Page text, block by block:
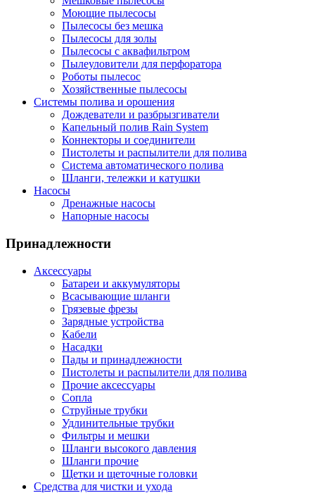
Моющие пылесосы
Пылесосы без мешка
Пылесосы для золы
Пылесосы с аквафильтром
Пылеуловители для перфоратора
Роботы пылесос
Хозяйственные пылесосы
Системы полива и орошения
Дождеватели и разбрызгиватели
Капельный полив Rain System
Коннекторы и соединители
Пистолеты и распылители для полива
Система автоматического полива
Шланги, тележки и катушки
Насосы
Дренажные насосы
Напорные насосы
Принадлежности
Аксессуары
Батареи и аккумуляторы
Всасывающие шланги
Грязевые фрезы
Зарядные устройства
Кабели
Насадки
Пады и принадлежности
Пистолеты и распылители для полива
Прочие аксессуары
Сопла
Струйные трубки
Удлинительные трубки
Фильтры и мешки
Шланги высокого давления
Шланги прочие
Щетки и щеточные головки
Средства для чистки и ухода